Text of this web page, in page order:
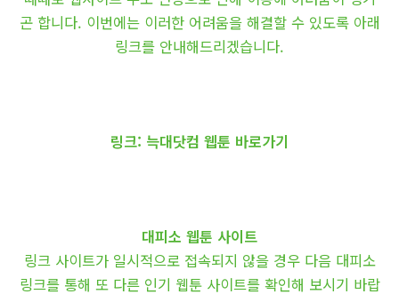
곤 합니다. 이번에는 이러한 어려움을 해결할 수 있도록 아래
링크를 안내해드리겠습니다.
링크: 늑대닷컴 웹툰 바로가기
대피소 웹툰 사이트
링크 사이트가 일시적으로 접속되지 않을 경우 다음 대피소
링크를 통해 또 다른 인기 웹툰 사이트를 확인해 보시기 바랍